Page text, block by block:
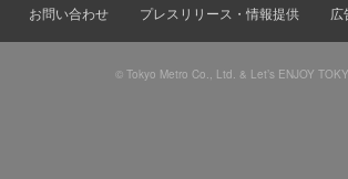
お問い合わせ
プレスリリース・情報提供 広
© Tokyo Metro Co., Ltd. & Let’s ENJOY